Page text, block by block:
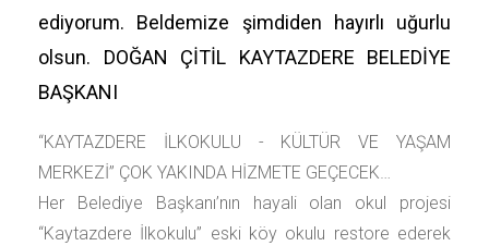
ediyorum. Beldemize şimdiden hayırlı uğurlu
olsun. DOĞAN ÇİTİL KAYTAZDERE BELEDİYE
BAŞKANI
“KAYTAZDERE İLKOKULU - KÜLTÜR VE YAŞAM
MERKEZİ” ÇOK YAKINDA HİZMETE GEÇECEK…
Her Belediye Başkanı’nın hayali olan okul projesi
“Kaytazdere İlkokulu” eski köy okulu restore ederek